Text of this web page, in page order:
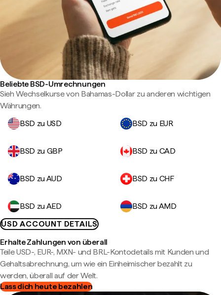
Beliebte BSD-Umrechnungen
Sieh Wechselkurse von Bahamas-Dollar zu anderen wichtigen
Währungen.
BSD zu USD
BSD zu EUR
BSD zu GBP BSD zu CAD
BSD zu AUD BSD zu CHF
BSD zu AED
BSD zu AMD
USD ACCOUNT DETAILS
Erhalte Zahlungen von überall
Teile USD-, EUR-, MXN- und BRL-Kontodetails mit Kunden und
Gehaltsabrechnung, um wie ein Einheimischer bezahlt zu
werden, überall auf der Welt.
Lass dich heute bezahlen